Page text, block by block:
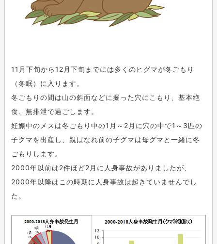
11月下旬から12月下旬までには多くのヒグマが冬ごもり
（冬眠）に入ります。
冬ごもりの間は山の斜面などに掘った穴にこもり、基本絶
食、無排泄で過ごします。
妊娠中のメスは冬ごもり中の1月～2月に穴の中で1～3匹の
子グマを出産し、親ばなれ前の子グマは母グマと一緒に冬
ごもりします。
2000年以前は2件ほど2月に人身事故がありましたが、
2000年以降はこの時期に人身事故は起きていませんでし
た。